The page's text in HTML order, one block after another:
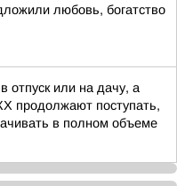
любовь, богатство
отпуск или на дачу, а
продолжают поступать,
в полном объеме